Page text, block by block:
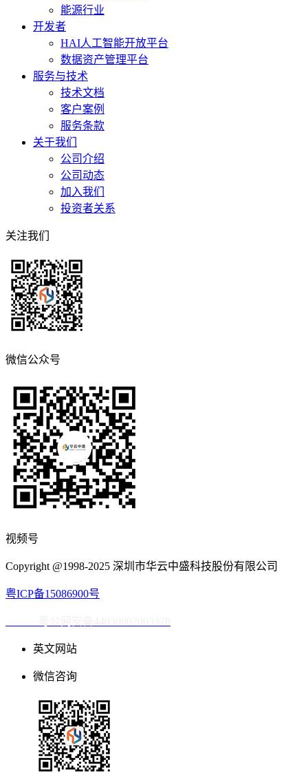
能源行业
开发者
HAI人工智能开放平台
数据资产管理平台
服务与技术
技术文档
客户案例
服务条款
关于我们
公司介绍
公司动态
加入我们
投资者关系
关注我们
微信公众号
视频号
Copyright @1998-2025 深圳市华云中盛科技股份有限公司
粤ICP备15086900号
英文网站
微信咨询